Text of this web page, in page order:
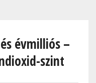
évmilliós –
szint